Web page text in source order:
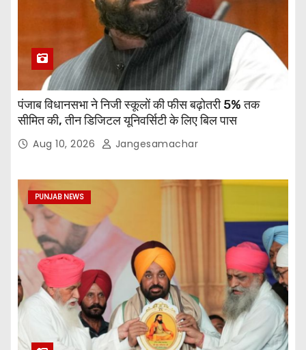
पंजाब विधानसभा ने निजी स्कूलों की फीस बढ़ोतरी 5% तक
सीमित की, तीन डिजिटल यूनिवर्सिटी के लिए बिल पास
Aug 10, 2026 Jangesamachar
PUNJAB NEWS